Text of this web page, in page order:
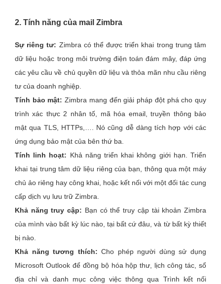
2. Tính năng của mail Zimbra
Sự riêng tư: Zimbra có thể được triển khai trong trung tâm
dữ liệu hoặc trong môi trường điện toán đám mây, đáp ứng
các yêu cầu về chủ quyền dữ liệu và thỏa mãn nhu cầu riêng
tư của doanh nghiệp.
Tính bảo mật: Zimbra mang đến giải pháp đột phá cho quy
trình xác thực 2 nhân tố, mã hóa email, truyền thông bảo
mật qua TLS, HTTPs,…. Nó cũng dễ dàng tích hợp với các
ứng dụng bảo mật của bên thứ ba.
Tính linh hoạt: Khả năng triển khai không giới hạn. Triển
khai tại trung tâm dữ liệu riêng của bạn, thông qua một máy
chủ ảo riêng hay công khai, hoặc kết nối với một đối tác cung
cấp dịch vụ lưu trữ Zimbra.
Khả năng truy cập: Bạn có thể truy cập tài khoản Zimbra
của mình vào bất kỳ lúc nào, tại bất cứ đâu, và từ bất kỳ thiết
bị nào.
Khả năng tương thích: Cho phép người dùng sử dụng
Microsoft Outlook để đồng bộ hóa hộp thư, lịch công tác, sổ
địa chỉ và danh mục công việc thông qua Trình kết nối